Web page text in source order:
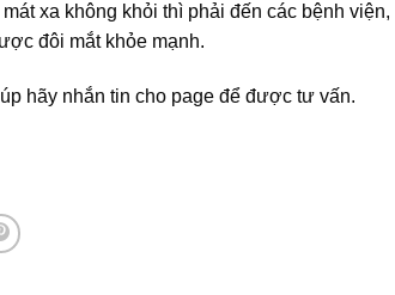
xa không khỏi thì phải đến các bệnh viện,
đôi mắt khỏe mạnh.
hãy nhắn tin cho page để được tư vấn.